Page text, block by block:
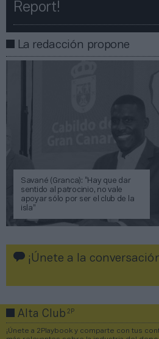
Report!​​
La redacción propone
Savané (Granca): “Hay que dar
sentido al patrocinio, no vale
apoyar sólo por ser el club de la
isla”
¡Únete a la
Alta Club2P
¡Únete a 2Playbook y comparte con tus